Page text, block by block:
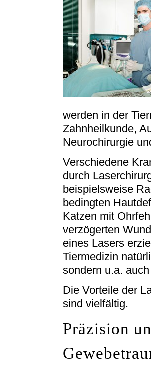
werden in der
Zahnheilkunde,
Neurochirurgie
Verschiedene
durch
beispielsweise
bedingten
Katzen mit
verzögerten
eines Lasers
Tiermedizin
sondern u.a.
Die Vorteile der
sind vielfältig.
Präzision